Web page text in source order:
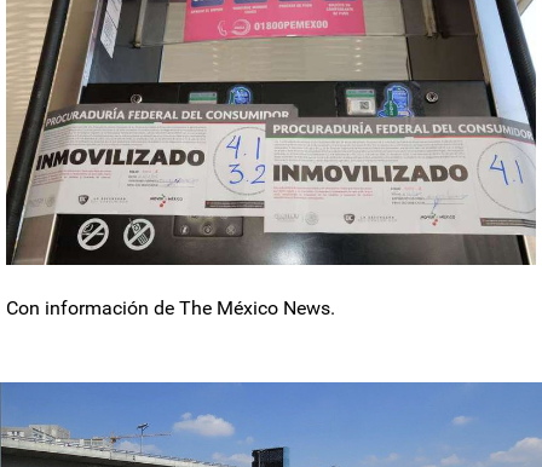
Con información de The México News.